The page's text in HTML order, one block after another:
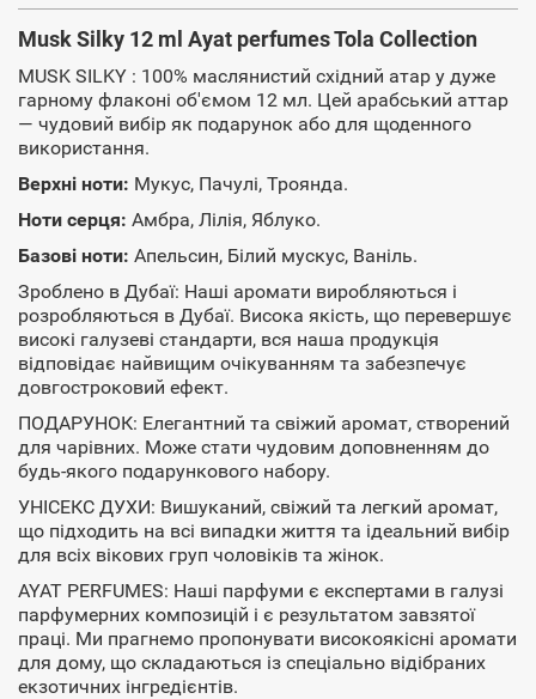
Musk Silky 12 ml Ayat perfumes Tola Collection
MUSK SILKY : 100% маслянистий східний атар у дуже
гарному флаконі об'ємом 12 мл. Цей арабський аттар
— чудовий вибір як подарунок або для щоденного
використання.
Верхні ноти: Мукус, Пачулі, Троянда.
Ноти серця: Амбра, Лілія, Яблуко.
Базові ноти: Апельсин, Білий мускус, Ваніль.
Зроблено в Дубаї: Наші аромати виробляються і
розробляються в Дубаї. Висока якість, що перевершує
високі галузеві стандарти, вся наша продукція
відповідає найвищим очікуванням та забезпечує
довгостроковий ефект.
ПОДАРУНОК: Елегантний та свіжий аромат, створений
для чарівних. Може стати чудовим доповненням до
будь-якого подарункового набору.
УНІСЕКС ДУХИ: Вишуканий, свіжий та легкий аромат,
що підходить на всі випадки життя та ідеальний вибір
для всіх вікових груп чоловіків та жінок.
AYAT PERFUMES: Наші парфуми є експертами в галузі
парфумерних композицій і є результатом завзятої
праці. Ми прагнемо пропонувати високоякісні аромати
для дому, що складаються із спеціально відібраних
екзотичних інгредієнтів.